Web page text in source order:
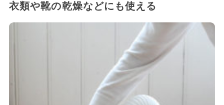
衣類や靴の乾燥などにも使える